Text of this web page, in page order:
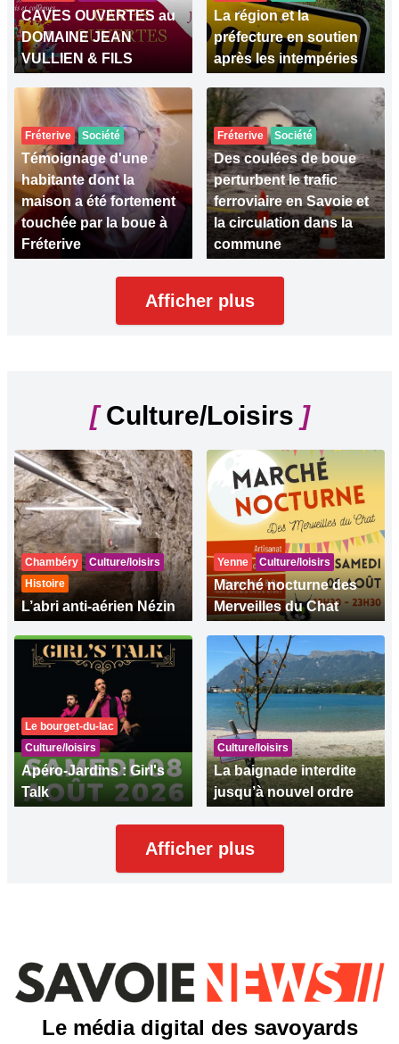
CAVES OUVERTES au
DOMAINE JEAN
VULLIEN & FILS
La région et la
préfecture en soutien
après les intempéries
Fréterive Société
Témoignage d'une
habitante dont la
maison a été fortement
touchée par la boue à
Fréterive
Fréterive Société
Des coulées de boue
perturbent le trafic
ferroviaire en Savoie et
la circulation dans la
commune
Afficher plus
[Culture/Loisirs ]
Chambéry
Culture/loisirs
Histoire
L’abri anti-aérien Nézin
Yenne Culture/loisirs
Marché nocturne des
Merveilles du Chat
Le bourget-du-lac
Culture/loisirs
Apéro-Jardins : Girl's
Talk
Culture/loisirs
La baignade interdite
jusqu’à nouvel ordre
Afficher plus
Le média digital des savoyards